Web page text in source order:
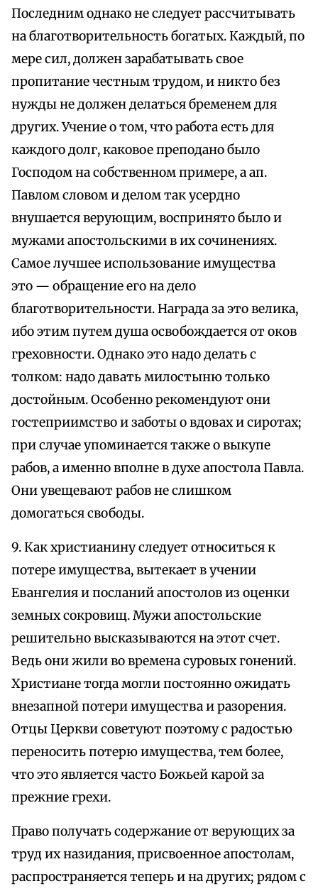
Последним однако не следует рассчитывать
на благотворительность богатых. Каждый, по
мере сил, должен зарабатывать свое
пропитание честным трудом, и никто без
нужды не должен делаться бременем для
других. Учение о том, что работа есть для
каждого долг, каковое преподано было
Господом на собственном примере, а ап.
Павлом словом и делом так усердно
внушается верующим, воспринято было и
мужами апостольскими в их сочинениях.
Самое лучшее использование имущества
это — обращение его на дело
благотворительности. Награда за это велика,
ибо этим путем душа освобождается от оков
греховности. Однако это надо делать с
толком: надо давать милостыню только
достойным. Особенно рекомендуют они
гостеприимство и заботы о вдовах и сиротах;
при случае упоминается также о выкупе
рабов, а именно вполне в духе апостола Павла.
Они увещевают рабов не слишком
домогаться свободы.
9. Как христианину следует относиться к
потере имущества, вытекает в учении
Евангелия и посланий апостолов из оценки
земных сокровищ. Мужи апостольские
решительно высказываются на этот счет.
Ведь они жили во времена суровых гонений.
Христиане тогда могли постоянно ожидать
внезапной потери имущества и разорения.
Отцы Церкви советуют поэтому с радостью
переносить потерю имущества, тем более,
что это является часто Божьей карой за
прежние грехи.
Право получать содержание от верующих за
труд их назидания, присвоенное апостолам,
распространяется теперь и на других; рядом с